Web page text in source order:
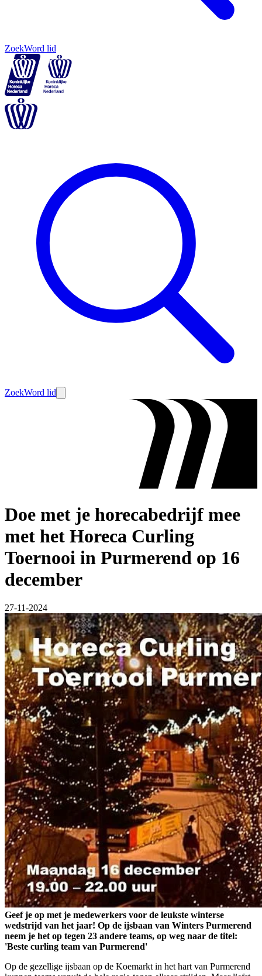
ZoekWord lid
ZoekWord lid
Doe met je horecabedrijf mee
met het Horeca Curling
Toernooi in Purmerend op 16
december
27-11-2024
Geef je op met je medewerkers voor de leukste winterse
wedstrijd van het jaar! Op de ijsbaan van Winters Purmerend
neem je het op tegen 23 andere teams, op weg naar de titel:
'Beste curling team van Purmerend'
Op de gezellige ijsbaan op de Koemarkt in het hart van Purmerend